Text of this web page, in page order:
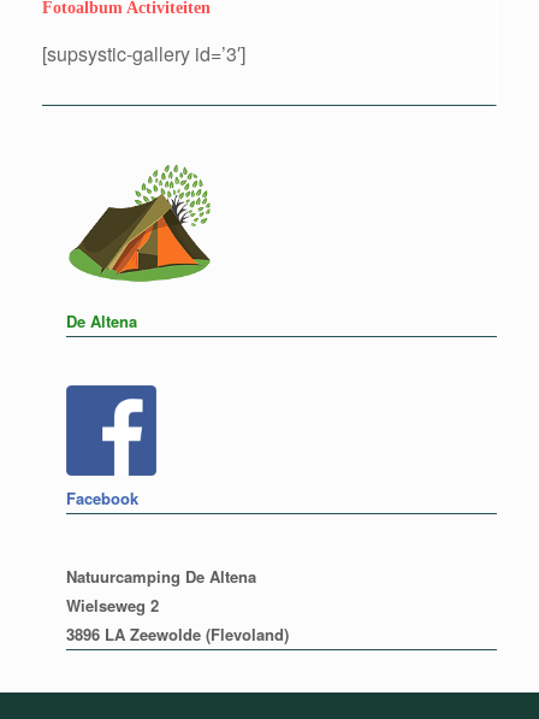
Fotoalbum Activiteiten
[supsystic-gallery id=’3′]
De Altena
Facebook
Natuurcamping De Altena
Wielseweg 2
3896 LA Zeewolde (Flevoland)